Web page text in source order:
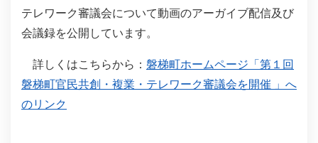
テレワーク審議会について動画のアーガイブ配信及び
会議録を公開しています。
詳しくはこちらから： 磐梯町ホームページ「第１回
磐梯町官民共創・複業・テレワーク審議会を開催 」へ
のリンク